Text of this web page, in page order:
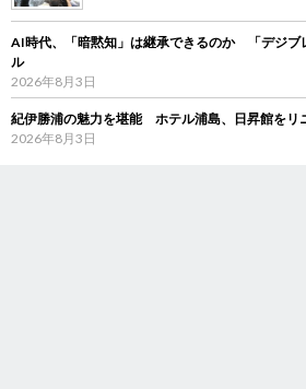
AI時代、「暗黙知」は継承できるのか 「デジブ
ル
2026年8月3日
紀伊勝浦の魅力を堪能 ホテル浦島、日昇館をリ
2026年8月3日